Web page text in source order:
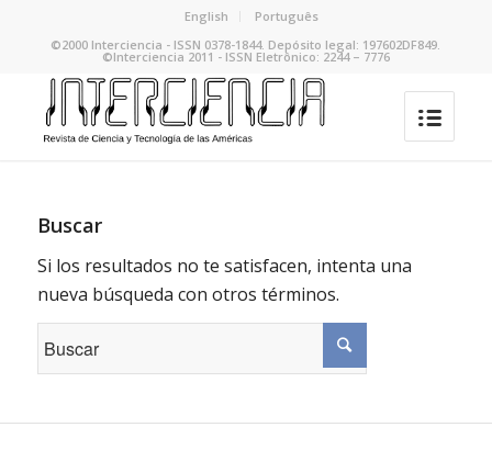
English
Português
©2000 Interciencia - ISSN 0378-1844. Depósito legal: 197602DF849.
©Interciencia 2011 - ISSN Eletrônico: 2244 – 7776
Buscar
Si los resultados no te satisfacen, intenta una
nueva búsqueda con otros términos.